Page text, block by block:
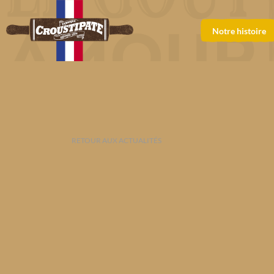
Notre histoire
RETOUR AUX ACTUALITÉS